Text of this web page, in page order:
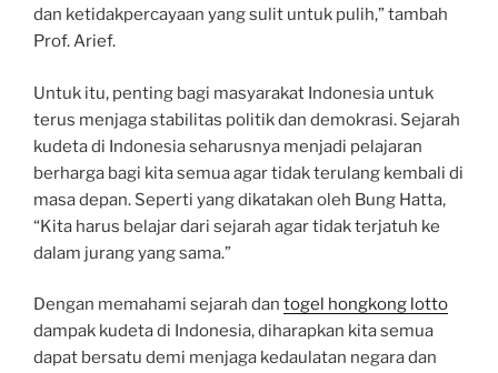
dan ketidakpercayaan yang sulit untuk pulih,” tambah
Prof. Arief.
Untuk itu, penting bagi masyarakat Indonesia untuk
terus menjaga stabilitas politik dan demokrasi. Sejarah
kudeta di Indonesia seharusnya menjadi pelajaran
berharga bagi kita semua agar tidak terulang kembali di
masa depan. Seperti yang dikatakan oleh Bung Hatta,
“Kita harus belajar dari sejarah agar tidak terjatuh ke
dalam jurang yang sama.”
Dengan memahami sejarah dan togel hongkong lotto
dampak kudeta di Indonesia, diharapkan kita semua
dapat bersatu demi menjaga kedaulatan negara dan